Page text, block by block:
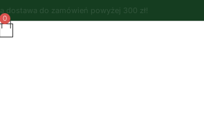
dostawa do zamówień powyżej 300 zł!
0